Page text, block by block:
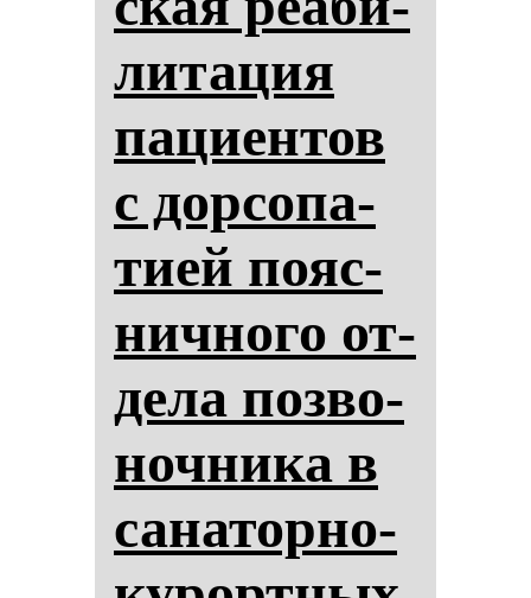
ли­та­ция
па­ци­ен­тов
с дор­со­па­
ти­ей по­яс­
нич­но­го от­
де­ла поз­во­
ноч­ни­ка в
са­на­тор­но-